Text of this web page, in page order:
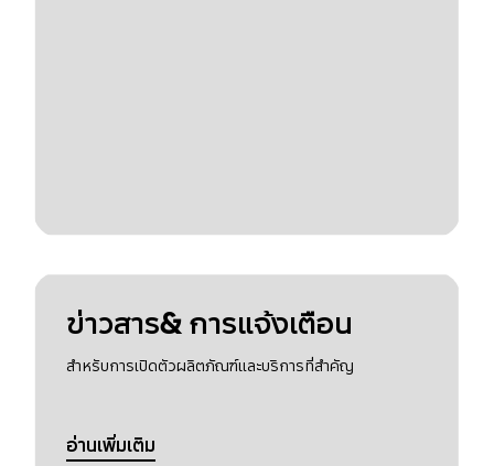
ข่าวสาร& การแจ้งเตือน
สำหรับการเปิดตัวผลิตภัณฑ์และบริการที่สำคัญ
อ่านเพิ่มเติม